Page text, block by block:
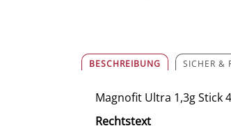
BESCHREIBUNG SICHER &
Magnofit Ultra 1,3g Stick
Rechtstext